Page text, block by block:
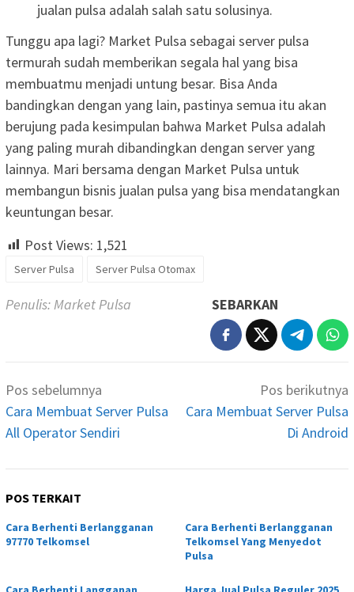
jualan pulsa adalah salah satu solusinya.
Tunggu apa lagi? Market Pulsa sebagai server pulsa
termurah sudah memberikan segala hal yang bisa
membuatmu menjadi untung besar. Bisa Anda
bandingkan dengan yang lain, pastinya semua itu akan
berujung pada kesimpulan bahwa Market Pulsa adalah
yang paling murah dibandingkan dengan server yang
lainnya. Mari bersama dengan Market Pulsa untuk
membangun bisnis jualan pulsa yang bisa mendatangkan
keuntungan besar.
Post Views: 1,521
Server Pulsa Server Pulsa Otomax
Penulis: Market Pulsa SEBARKAN
Navigasi
pos
Pos sebelumnya
Cara Membuat Server Pulsa
All Operator Sendiri
Pos berikutnya
Cara Membuat Server Pulsa
Di Android
POS TERKAIT
Cara Berhenti Berlangganan
97770 Telkomsel
Cara Berhenti Berlangganan
Telkomsel Yang Menyedot
Pulsa